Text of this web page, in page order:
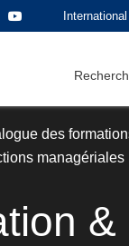
International
des
managériales